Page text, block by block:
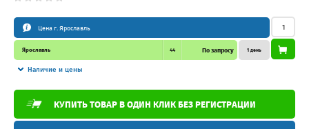
Цена г. Ярославль
Ярославль 44 По запросу
Наличие и цены
1 день
КУПИТЬ ТОВАР В ОДИН КЛИК БЕЗ РЕГИСТРАЦИИ